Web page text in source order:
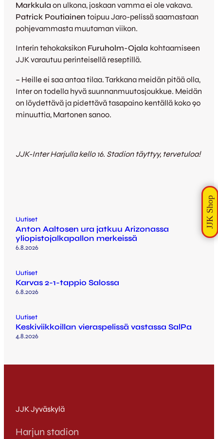
Markkula on ulkona, joskaan vamma ei ole vakava.
Patrick Poutiainen toipuu Jaro-pelissä saamastaan
pohjevammasta muutaman viikon.
Interin tehokaksikon Furuholm-Ojala kohtaamiseen
JJK varautuu perinteisellä reseptillä.
– Heille ei saa antaa tilaa. Tarkkana meidän pitää olla,
Inter on todella hyvä suunnanmuutosjoukkue. Meidän
on löydettävä ja pidettävä tasapaino kentällä koko 90
minuuttia, Martonen sanoo.
JJK-Inter Harjulla kello 16. Stadion täyttyy, tervetuloa!
Uutiset
Anton Aaltosen ura jatkuu Arizonassa
yliopistojalkapallon merkeissä
6.8.2026
Uutiset
Karvas 2-1-tappio Salossa
6.8.2026
Uutiset
Keskiviikkoillan vieraspelissä vastassa SalPa
4.8.2026
JJK Jyväskylä
Harjun stadion